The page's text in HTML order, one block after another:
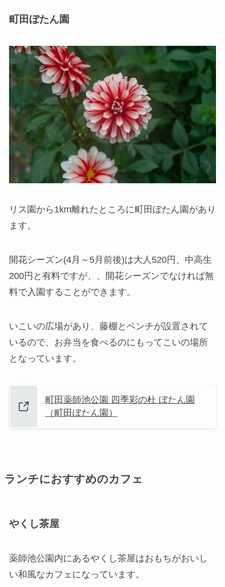
町田ぼたん園
リス園から1km離れたところに町田ぼたん園があり
ます。
開花シーズン(4月～5月前後)は大人520円、中高生
200円と有料ですが、、開花シーズンでなければ無
料で入園することができます。
いこいの広場があり、藤棚とベンチが設置されて
いるので、お弁当を食べるのにもってこいの場所
となっています。
町田薬師池公園 四季彩の杜 ぼたん園
（町田ぼたん園）
ランチにおすすめのカフェ
やくし茶屋
薬師池公園内にあるやくし茶屋はおもちがおいし
い和風なカフェになっています。